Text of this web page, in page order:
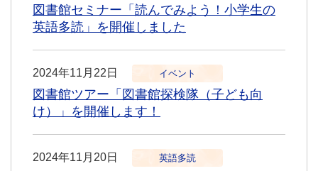
図書館セミナー「読んでみよう！小学生の
英語多読」を開催しました
2024年11月22日 イベント
図書館ツアー「図書館探検隊（子ども向
け）」を開催します！
2024年11月20日 英語多読